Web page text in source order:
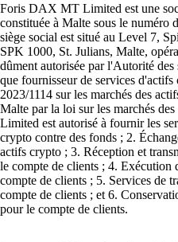
Foris DAX MT Limited est une
constituée à Malte sous le
siège social est situé au Level 7,
SPK 1000, St. Julians, Malte,
dûment autorisée par l'Autorité
que fournisseur de services
2023/1114 sur les marchés des
Malte par la loi sur les marchés
Limited est autorisé à fournir les
crypto contre des fonds ; 2.
actifs crypto ; 3. Réception et
le compte de clients ; 4. Exécution
compte de clients ; 5. Services de
compte de clients ; et 6.
pour le compte de clients.